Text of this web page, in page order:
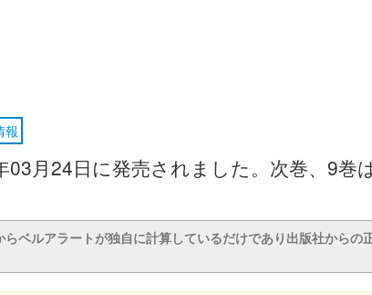
報
月24日に発売されました。次巻、9巻
ベルアラートが独自に計算しているだけであり出版社から